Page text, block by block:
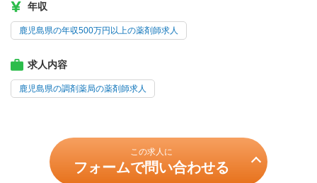
年収
鹿児島県の年収500万円以上の薬剤師求人
求人内容
鹿児島県の調剤薬局の薬剤師求人
この求人に
フォームで問い合わせる